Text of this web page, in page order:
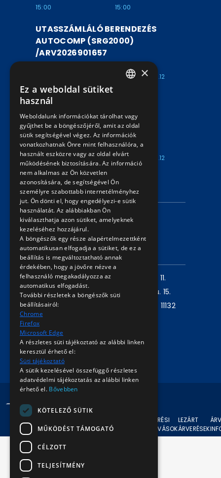
15:00
15:00
UTASSZÁMLÁLÓ BERENDEZÉS
AUTOCOMP (SRG2000)
/ARV2026901657
15:00
Vége: 2026.08.12
AUTOCOMP (SRG2000)
/ARV2026901656
ARV2026901656
Kezdete: 2026.07.30
15:00
Vége: 2026.08.12
INFORMÁCIÓK
Adatvédelmi nyilatkozat
Árverési információk
ELÉRHETŐSÉG
Levelezési cím:1980 Budapest, Pf. 11.
Székhely:1072 Budapest, Akácfa u. 15.
Központ telefon:
+36 1 461 6500 / 11132
mellék
Írjon nekünk!
ÁRVERÉSEK
ÁRVERÉSI
FELHÍVÁSOK
LEZÁRT
ÁRVERÉSEK
×
Ez a weboldal sütiket
használ
Weboldalunk információkat tárolhat vagy
gyűjthet be a böngészőjéről, amit az oldal
sütik segítségével végez. Az információk
vonatkozhatnak Önre mint felhasználóra, a
használt eszközre vagy az oldal elvárt
működésének biztosítására. Az információ
nem alkalmas az Ön közvetlen
azonosítására, de segítségével Ön
személyre szabottabb internetélményhez
jut. Ön dönti el, hogy engedélyezi-e sütik
használatát. Az alábbiakban Ön
kiválaszthatja azon sütiket, amelyeknek
kezeléséhez hozzájárul.
A böngészők egy része alapértelmezettként
automatikusan elfogadja a sütiket, de ez a
beállítás is megváltoztatható annak
érdekében, hogy a jövőre nézve a
felhasználó megakadályozza az
automatikus elfogadást.
További részletek a böngészők süti
beállításairól:
Chrome
Firefox
Microsoft Edge
A részletes süti tájékoztató az alábbi linken
keresztül érhető el:
Süti tájékoztató
A sütik kezelésével összefüggő részletes
adatvédelmi tájékoztatás az alábbi linken
érhető el. Bővebben
KÖTELEZŐ SÜTIK
MŰKÖDÉST TÁMOGATÓ
CÉLZOTT
TELJESÍTMÉNY